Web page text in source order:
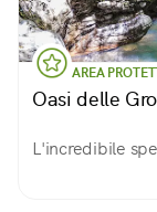
AREA
Oasi delle
L'incredibile